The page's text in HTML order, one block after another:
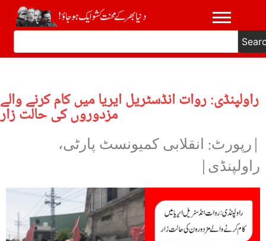
راولپنڈی: روات انڈسٹریل ایریا میں کام کرنے والے
مزدوروں کی حالت زار
|رپورٹ: انقلابی کمیونسٹ پارٹی،
راولپنڈی|